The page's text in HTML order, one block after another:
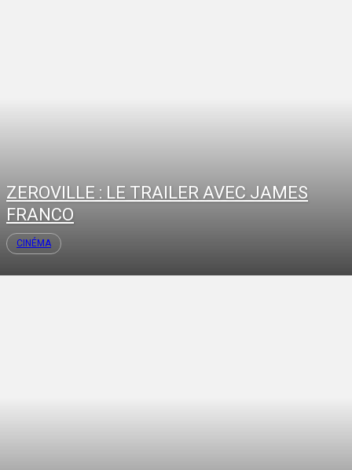
ZEROVILLE : LE TRAILER AVEC JAMES
FRANCO
CINÉMA